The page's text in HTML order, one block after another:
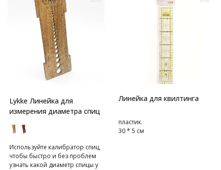
Lykke Линейка для
измерения диаметра спиц
Используйте калибратор спиц,
чтобы быстро и без проблем
узнать какой диаметр спицы у
Линейка для квилтинга
пластик.
30 * 5 см